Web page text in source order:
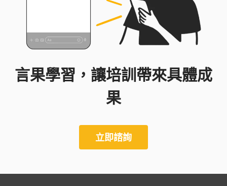
言果學習，讓培訓帶來具體成
果
立即諮詢